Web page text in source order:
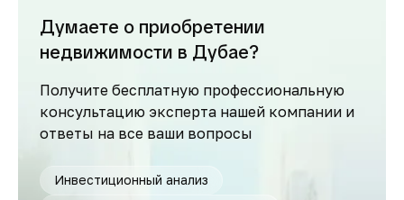
Думаете о приобретении
недвижимости в Дубае?
Получите бесплатную профессиональную
консультацию эксперта нашей компании и
ответы на все ваши вопросы
Инвестиционный анализ